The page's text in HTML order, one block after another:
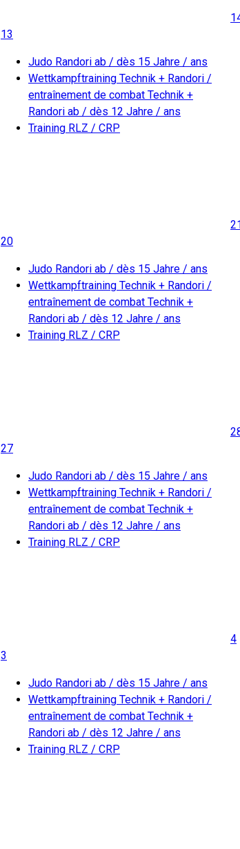
13
Judo Randori ab / dès 15 Jahre / ans
Wettkampftraining Technik + Randori /
entraînement de combat Technik +
Randori ab / dès 12 Jahre / ans
Training RLZ / CRP
20
Judo Randori ab / dès 15 Jahre / ans
Wettkampftraining Technik + Randori /
entraînement de combat Technik +
Randori ab / dès 12 Jahre / ans
Training RLZ / CRP
27
Judo Randori ab / dès 15 Jahre / ans
Wettkampftraining Technik + Randori /
entraînement de combat Technik +
Randori ab / dès 12 Jahre / ans
Training RLZ / CRP
3
Judo Randori ab / dès 15 Jahre / ans
Wettkampftraining Technik + Randori /
entraînement de combat Technik +
Randori ab / dès 12 Jahre / ans
Training RLZ / CRP
4